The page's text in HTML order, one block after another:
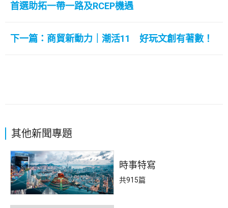
首選助拓一帶一路及RCEP機遇
下一篇：商貿新動力｜潮活11 好玩文創有著數！
其他新聞專題
時事特寫
共915篇